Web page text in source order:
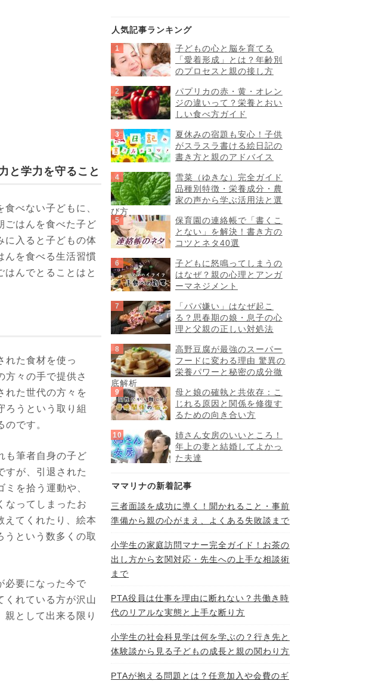
と学力を守ること
べない子どもに、
ごはんを食べた子ど
に入ると子どもの体
んを食べる生活習慣
はんでとることはと
れた食材を使っ
方々の手で提供さ
れた世代の方々を
ろうという取り組
です。
も筆者自身の子ど
すが、引退された
を拾う運動や、
なってしまったお
えてくれたり、絵本
うという数多くの取
必要になった今で
くれている方が沢山
として出来る限り
人気記事ランキング
子どもの心と脳を育てる
「愛着形成」とは？年齢別
のプロセスと親の接し方
パプリカの赤・黄・オレン
ジの違いって？栄養とおい
しい食べ方ガイド
夏休みの宿題も安心！子供
がスラスラ書ける絵日記の
書き方と親のアドバイス
雪菜（ゆきな）完全ガイド
品種別特徴・栄養成分・農
家の声から学ぶ活用法と選
び方
保育園の連絡帳で「書くこ
とない」を解決！書き方の
コツとネタ40選
子どもに怒鳴ってしまうの
はなぜ？親の心理とアンガ
ーマネジメント
「パパ嫌い」はなぜ起こ
る？思春期の娘・息子の心
理と父親の正しい対処法
高野豆腐が最強のスーパー
フードに変わる理由 驚異の
栄養パワーと秘密の成分徹
底解析
母と娘の確執と共依存：こ
じれる原因と関係を修復す
るための向き合い方
姉さん女房のいいところ！
年上の妻と結婚してよかっ
た夫達
ママリナの新着記事
三者面談を成功に導く！聞かれること・事前
準備から親の心がまえ、よくある失敗談まで
小学生の家庭訪問マナー完全ガイド！お茶の
出し方から玄関対応・先生への上手な相談術
まで
PTA役員は仕事を理由に断れない？共働き時
代のリアルな実態と上手な断り方
小学生の社会科見学は何を学ぶの？行き先と
体験談から見る子どもの成長と親の関わり方
PTAが抱える問題とは？任意加入や会費のギ